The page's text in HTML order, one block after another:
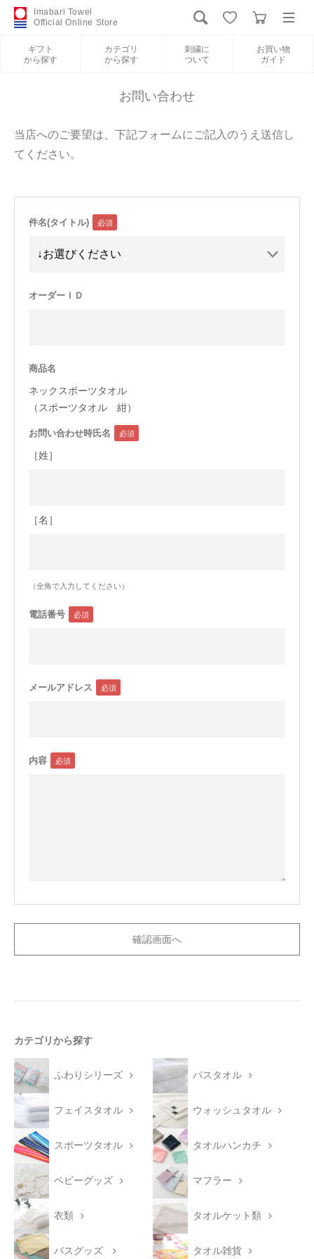
Imabari Towel
Official Online Store
ギフト
から探す
カテゴリ
から探す
刺繍に
ついて
お買い物
ガイド
新規会員登録
カテゴリから探す
お買い物ガイド
International Shipping
会員サービス
店舗リスト
ヘルプ
大量購入・法人向けの購入の方は
お問い合わせ
当店へのご要望は、下記フォームにご記入のうえ送信し
てください。
件名(タイトル)
オーダーＩＤ
商品名
ネックスポーツタオル
（スポーツタオル 紺）
お問い合わせ時氏名
［姓］
［名］
（全角で入力してください）
電話番号
メールアドレス
内容
カテゴリから探す
ふわりシリーズ バスタオル
フェイスタオル ウォッシュタオル
スポーツタオル タオルハンカチ
ベビーグッズ マフラー
衣類 タオルケット類
バスグッズ タオル雑貨